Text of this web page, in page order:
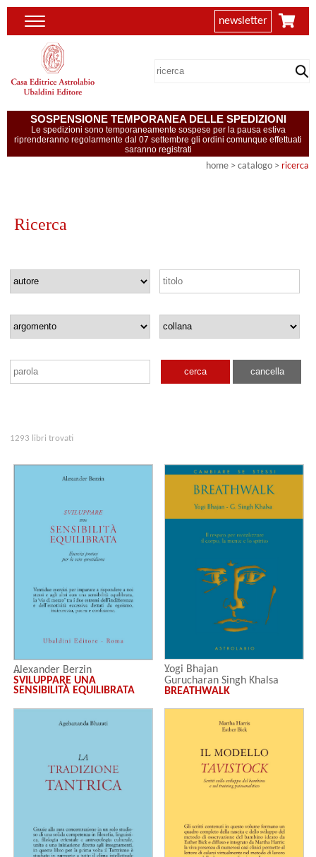
newsletter
SOSPENSIONE TEMPORANEA DELLE SPEDIZIONI
Le spedizioni sono temporaneamente sospese per la pausa estiva
riprenderanno regolarmente dal 07 settembre gli ordini comunque effettuati
saranno registrati
home > catalogo > ricerca
Ricerca
cerca cancella
1293 libri trovati
Alexander Berzin
SVILUPPARE UNA
SENSIBILITÀ EQUILIBRATA
Yogi Bhajan
Gurucharan Singh Khalsa
BREATHWALK